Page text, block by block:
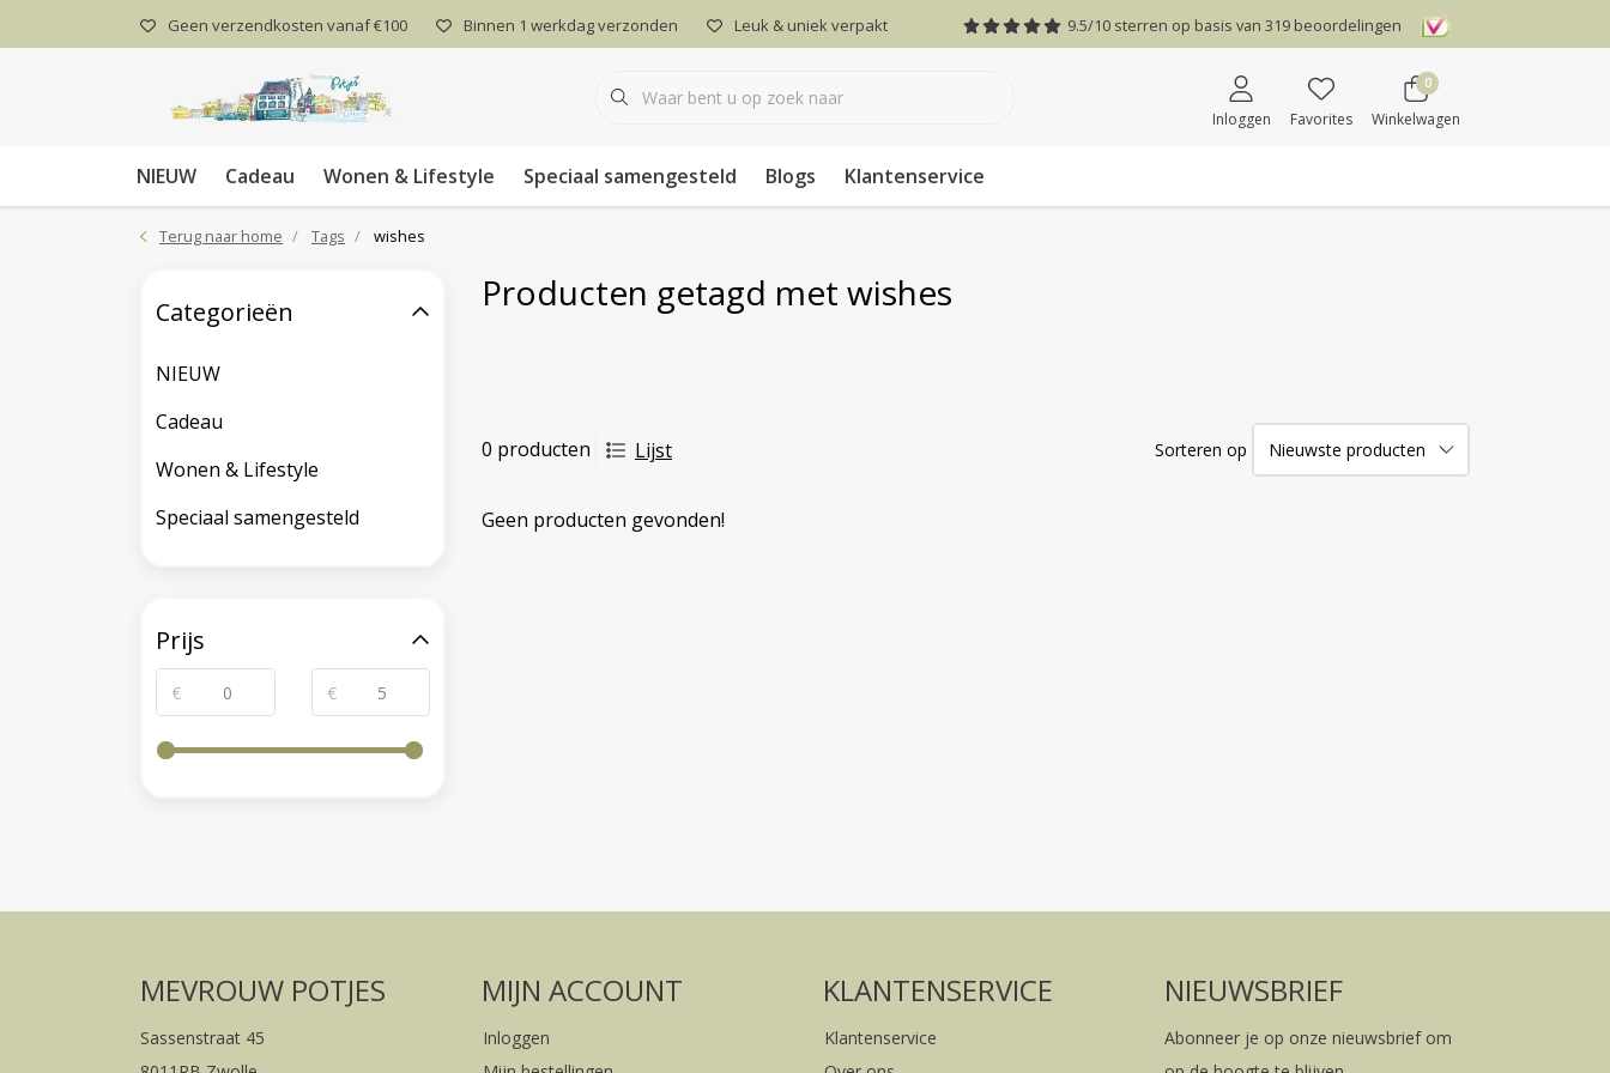
Geen verzendkosten vanaf €100 Binnen 1 werkdag verzonden Leuk & uniek verpakt 9.5/10 sterren op basis van 319 beoordelingen
Inloggen Favorites
0
Winkelwagen
NIEUW Cadeau Wonen & Lifestyle Speciaal samengesteld Blogs Klantenservice
Terug naar home Tags wishes
Producten getagd met wishes
0 producten Lijst Sorteren op
Geen producten gevonden!
Categorieën
NIEUW
Cadeau
Wonen & Lifestyle
Speciaal samengesteld
Prijs
€ €
MEVROUW POTJES
Sassenstraat 45
MIJN ACCOUNT
Inloggen
KLANTENSERVICE
Klantenservice
NIEUWSBRIEF
Abonneer je op onze nieuwsbrief om